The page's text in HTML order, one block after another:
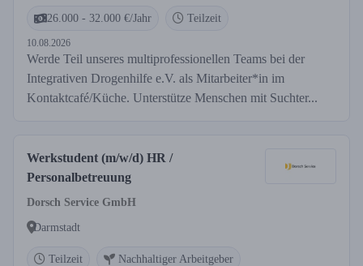
26.000 - 32.000 €/Jahr Teilzeit
10.08.2026
Werde Teil unseres multiprofessionellen Teams bei der
Integrativen Drogenhilfe e.V. als Mitarbeiter*in im
Kontaktcafé/Küche. Unterstütze Menschen mit Suchter...
Werkstudent (m/w/d) HR /
Personalbetreuung
Dorsch Service GmbH
Darmstadt
Teilzeit Nachhaltiger Arbeitgeber